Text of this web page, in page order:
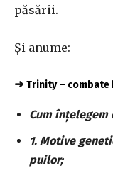
păsării.
Și anume:
➜ Trinity – combate
Cum
1. Motive
puilor;